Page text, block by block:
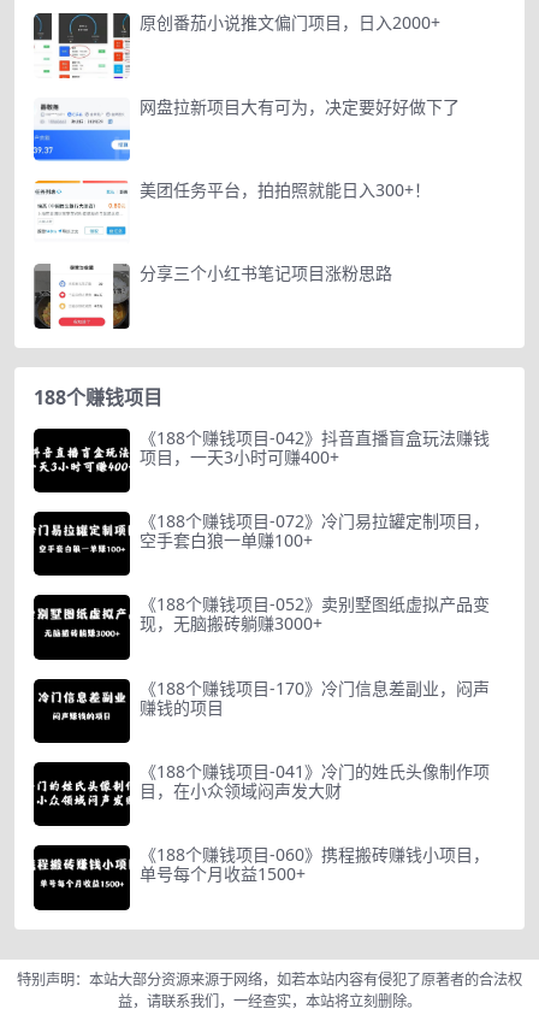
原创番茄小说推文偏门项目，日入2000+
网盘拉新项目大有可为，决定要好好做下了
美团任务平台，拍拍照就能日入300+！
分享三个小红书笔记项目涨粉思路
188个赚钱项目
《188个赚钱项目-042》抖音直播盲盒玩法赚钱
项目，一天3小时可赚400+
《188个赚钱项目-072》冷门易拉罐定制项目，
空手套白狼一单赚100+
《188个赚钱项目-052》卖别墅图纸虚拟产品变
现，无脑搬砖躺赚3000+
《188个赚钱项目-170》冷门信息差副业，闷声
赚钱的项目
《188个赚钱项目-041》冷门的姓氏头像制作项
目，在小众领域闷声发大财
《188个赚钱项目-060》携程搬砖赚钱小项目，
单号每个月收益1500+
特别声明：本站大部分资源来源于网络，如若本站内容有侵犯了原著者的合法权
益，请联系我们，一经查实，本站将立刻删除。